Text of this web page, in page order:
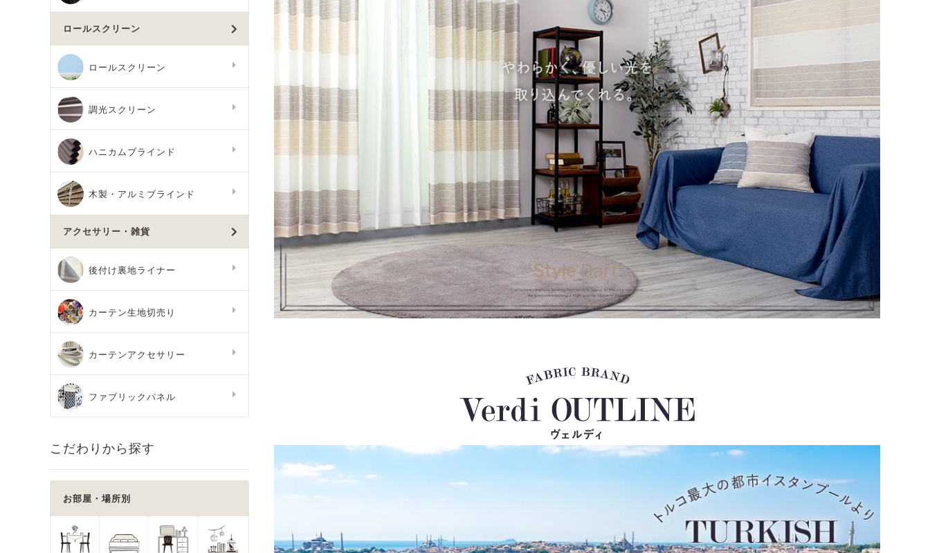
ロールスクリーン
ロールスクリーン
調光スクリーン
ハニカムブラインド
木製・アルミブラインド
アクセサリー・雑貨
後付け裏地ライナー
カーテン生地切売り
カーテンアクセサリー
ファブリックパネル
こだわりから探す
お部屋・場所別